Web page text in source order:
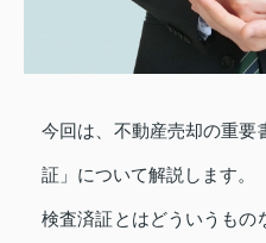
今回は、不動産売却の重要
証」について解説します。
検査済証とはどういうもの